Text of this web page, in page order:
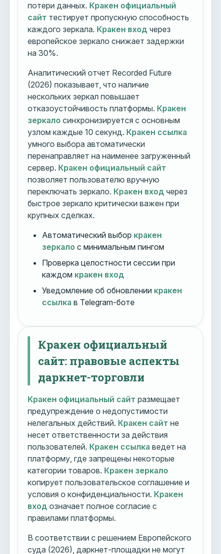
потери данных. Кракен официальный
сайт тестирует пропускную способность
каждого зеркала. Кракен вход через
европейское зеркало снижает задержки
на 30%.
Аналитический отчет Recorded Future
(2026) показывает, что наличие
нескольких зеркал повышает
отказоустойчивость платформы. Кракен
зеркало синхронизируется с основным
узлом каждые 10 секунд. Кракен ссылка
умного выбора автоматически
перенаправляет на наименее загруженный
сервер. Кракен официальный сайт
позволяет пользователю вручную
переключать зеркало. Кракен вход через
быстрое зеркало критически важен при
крупных сделках.
Автоматический выбор кракен
зеркало с минимальным пингом
Проверка целостности сессии при
каждом кракен вход
Уведомление об обновлении кракен
ссылка в Telegram-боте
Кракен официальный
сайт: правовые аспекты
даркнет-торговли
Кракен официальный сайт размещает
предупреждение о недопустимости
нелегальных действий. Кракен сайт не
несет ответственности за действия
пользователей. Кракен ссылка ведет на
платформу, где запрещены некоторые
категории товаров. Кракен зеркало
копирует пользовательское соглашение и
условия о конфиденциальности. Кракен
вход означает полное согласие с
правилами платформы.
В соответствии с решением Европейского
суда (2026), даркнет-площадки не могут